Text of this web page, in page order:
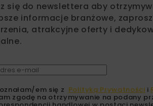
się do newslettera aby
informacje branżowe,
atrakcyjne oferty i
em się z Polityką Prywatności i
zgodę na otrzymywanie na podany